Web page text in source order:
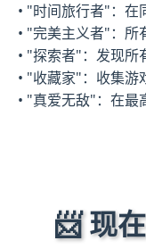
• "时间旅行者"：在
• "完美主义者"：所
• "探索者"：发现所
• "收藏家"：收集游
• "真爱无敌"：在最
📨 现